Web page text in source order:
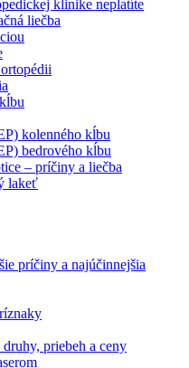
klinike neplatíte
liečba
kolenného kĺbu
bedrového kĺbu
– príčiny a liečba
lakeť
príčiny a najúčinnejšia
priebeh a ceny